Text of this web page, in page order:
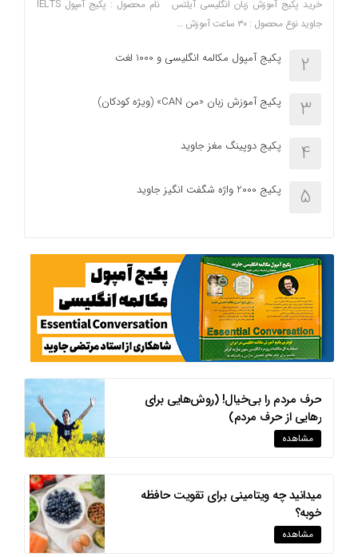
خرید پکیج آموزش زبان انگلیسی آیلتس نام محصول : پکیج آمپول IELTS
جاوید نوع محصول : ۳۰ ساعت آموزش …
2 پکیج آمپول مکالمه انگلیسی و 1000 لغت
3 پکیج آموزش زبان «من CAN» (ویژه کودکان)
4 پکیج دوپینگ مغز جاوید
5 پکیج 2000 واژه شگفت انگیز جاوید
حرف مردم را بی‌خیال! (روش‌هایی برای
رهایی از حرف مردم)
مشاهده
میدانید چه ویتامینی برای تقویت حافظه
خوبه؟
مشاهده